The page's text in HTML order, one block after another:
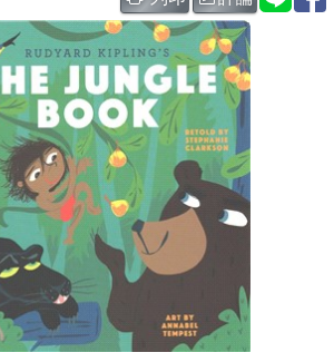
史是一群喵 、 暑期推薦 、 國際布克
獎 臺灣漫遊錄 、 方念華 、
登輝時代 、 數學女孩：黎曼猜想
偉大的迷走神經